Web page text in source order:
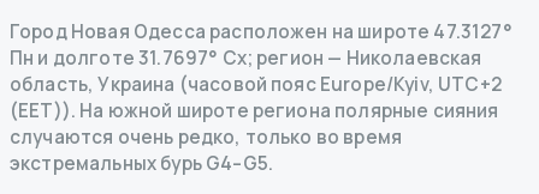
Город Новая Одесса расположен на широте 47.3127°
Пн и долготе 31.7697° Сх; регион — Николаевская
область, Украина (часовой пояс Europe/Kyiv, UTC+2
(EET)). На южной широте региона полярные сияния
случаются очень редко, только во время
экстремальных бурь G4–G5.